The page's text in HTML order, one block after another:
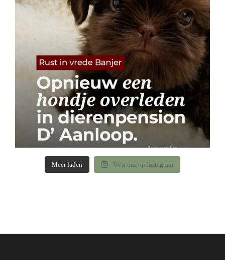
Meer laden Volg ons op Instagram